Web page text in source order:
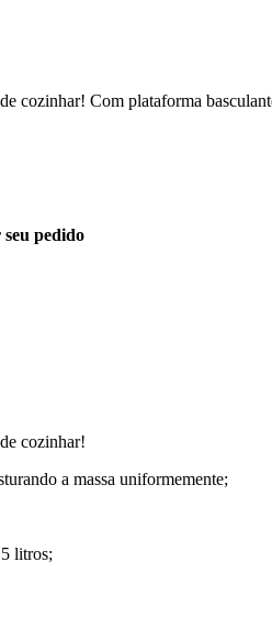
Com plataforma
pedido
cozinhar!
a massa uniformemente;
litros;